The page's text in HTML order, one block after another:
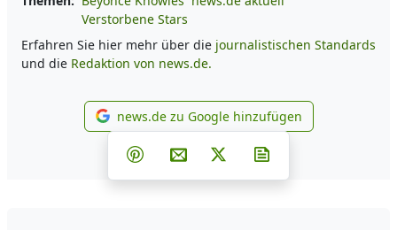
Verstorbene Stars
Erfahren Sie hier mehr über die journalistischen Standards
und die Redaktion von news.de.
news.de zu Google
news.de zu Google hinzufügen
Teilen auf Facebook
Teilen auf Whatsapp
Teilen auf Telegram
Teilen auf Pinterest
Per E-Mail teilen
Post auf X